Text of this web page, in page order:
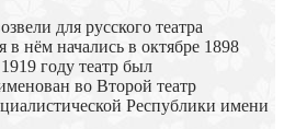
для русского театра
нём начались в октябре 1898
году театр был
во Второй театр
Республики имени